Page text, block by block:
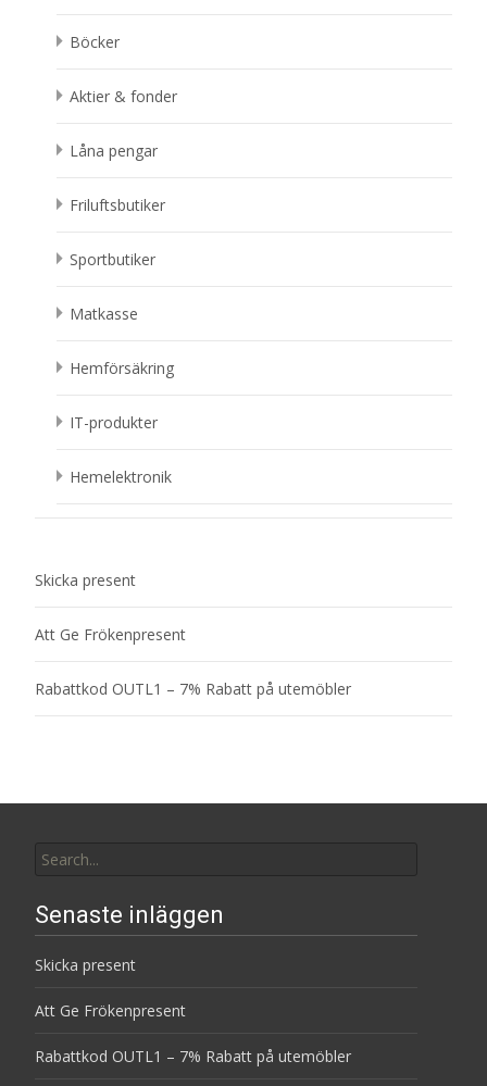
Böcker
Aktier & fonder
Låna pengar
Friluftsbutiker
Sportbutiker
Matkasse
Hemförsäkring
IT-produkter
Hemelektronik
Skicka present
Att Ge Frökenpresent
Rabattkod OUTL1 – 7% Rabatt på utemöbler
for:
Senaste inläggen
Skicka present
Att Ge Frökenpresent
Rabattkod OUTL1 – 7% Rabatt på utemöbler